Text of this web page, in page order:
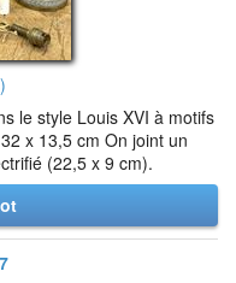
le style Louis XVI à motifs
x 13,5 cm On joint un
(22,5 x 9 cm).